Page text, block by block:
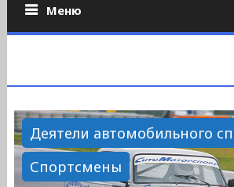
Меню
Деятели автомобильного
Спортсмены